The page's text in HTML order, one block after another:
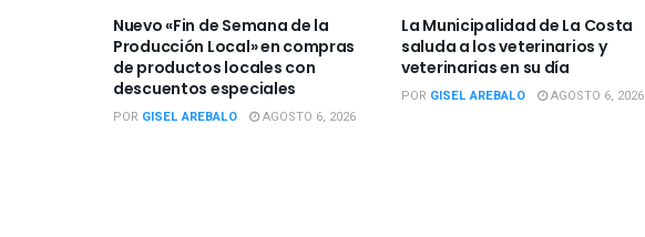
Nuevo «Fin de Semana de la
Producción Local» en compras
de productos locales con
descuentos especiales
POR GISEL AREBALO AGOSTO 6, 2026
La Municipalidad de La Costa
saluda a los veterinarios y
veterinarias en su día
POR GISEL AREBALO AGOSTO 6, 2026